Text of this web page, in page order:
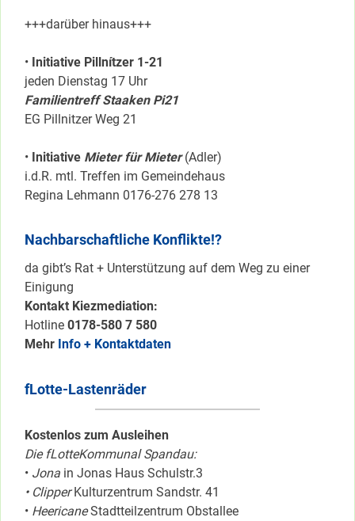
+++darüber hinaus+++
• Initiative Pillnítzer 1-21
jeden Dienstag 17 Uhr
Familientreff Staaken Pi21
EG Pillnitzer Weg 21
• Initiative Mieter für Mieter(Adler)
i.d.R. mtl. Treffen im Gemeindehaus
Regina Lehmann 0176-276 278 13
Nachbarschaftliche Konflikte!?
da gibt’s Rat + Unterstützung auf dem Weg zu einer
Einigung
Kontakt Kiezmediation:
Hotline 0178-580 7 580
Mehr Info + Kontaktdaten
fLotte-Lastenräder
Kostenlos zum Ausleihen
Die fLotteKommunal Spandau:
• Jona in Jonas Haus Schulstr.3
• ClipperKulturzentrum Sandstr. 41
• HeericaneStadtteilzentrum Obstallee